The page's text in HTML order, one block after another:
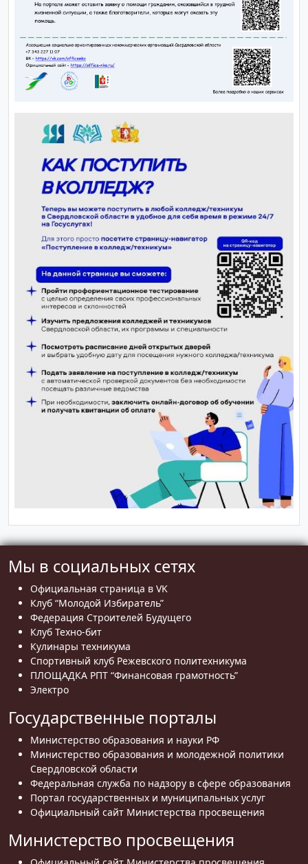
Мы в социальных сетях
Официальная страница в VK
Клуб “Молодой Избиратель”
Федерация Строителей Будущего
Клуб Техно-бит
Кулинары техникума
Спортивный клуб Режевского политехникума
ПЛОЩАДКА РПТ “Финансовая грамотность”
Электро
Государственные порталы
Министерство образования и науки РФ
Министерство образования и молодежной политики
Свердловской области
Федеральная служба по надзору в сфере образования
Портал государственных и муниципальных услуг
Официальный сайт Министерства просвещения
Министерство просвещения